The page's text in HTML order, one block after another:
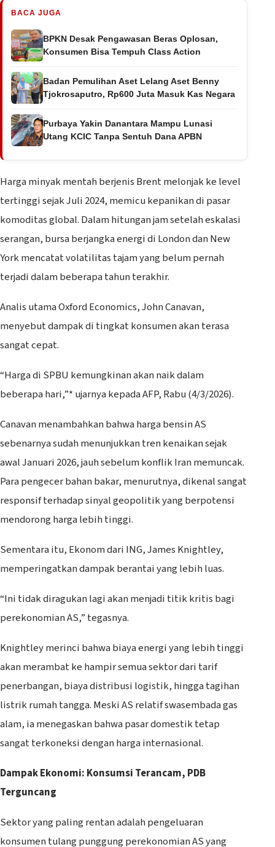
BACA JUGA
BPKN Desak Pengawasan Beras Oplosan,
Konsumen Bisa Tempuh Class Action
Badan Pemulihan Aset Lelang Aset Benny
Tjokrosaputro, Rp600 Juta Masuk Kas Negara
Purbaya Yakin Danantara Mampu Lunasi
Utang KCIC Tanpa Sentuh Dana APBN
Harga minyak mentah berjenis Brent melonjak ke level
tertinggi sejak Juli 2024, memicu kepanikan di pasar
komoditas global. Dalam hitungan jam setelah eskalasi
serangan, bursa berjangka energi di London dan New
York mencatat volatilitas tajam yang belum pernah
terjadi dalam beberapa tahun terakhir.
Analis utama Oxford Economics, John Canavan,
menyebut dampak di tingkat konsumen akan terasa
sangat cepat.
“Harga di SPBU kemungkinan akan naik dalam
beberapa hari,”* ujarnya kepada AFP, Rabu (4/3/2026).
Canavan menambahkan bahwa harga bensin AS
sebenarnya sudah menunjukkan tren kenaikan sejak
awal Januari 2026, jauh sebelum konflik Iran memuncak.
Para pengecer bahan bakar, menurutnya, dikenal sangat
responsif terhadap sinyal geopolitik yang berpotensi
mendorong harga lebih tinggi.
Sementara itu, Ekonom dari ING, James Knightley,
memperingatkan dampak berantai yang lebih luas.
“Ini tidak diragukan lagi akan menjadi titik kritis bagi
perekonomian AS,” tegasnya.
Knightley merinci bahwa biaya energi yang lebih tinggi
akan merambat ke hampir semua sektor dari tarif
penerbangan, biaya distribusi logistik, hingga tagihan
listrik rumah tangga. Meski AS relatif swasembada gas
alam, ia menegaskan bahwa pasar domestik tetap
sangat terkoneksi dengan harga internasional.
Dampak Ekonomi: Konsumsi Terancam, PDB
Terguncang
Sektor yang paling rentan adalah pengeluaran
konsumen tulang punggung perekonomian AS yang